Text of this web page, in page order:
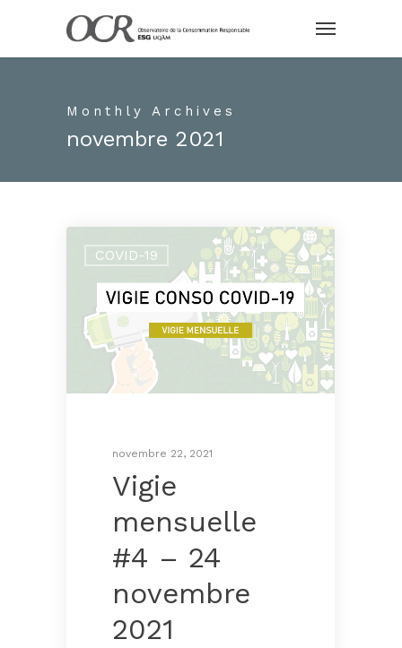
Monthly Archives
novembre 2021
COVID-19
novembre 22, 2021
Vigie
mensuelle
#4 – 24
novembre
2021